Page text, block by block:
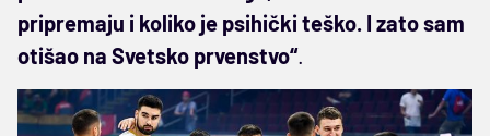
pripremaju i koliko je psihički teško. I zato sam
otišao na Svetsko prvenstvo“.